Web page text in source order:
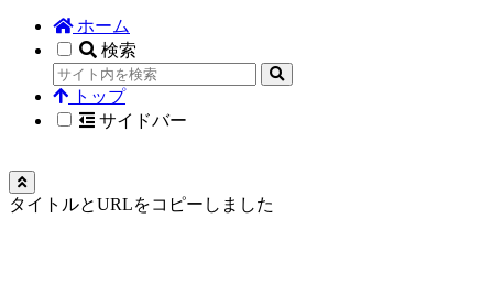
ホーム
検索
トップ
サイドバー
タイトルとURLをコピーしました